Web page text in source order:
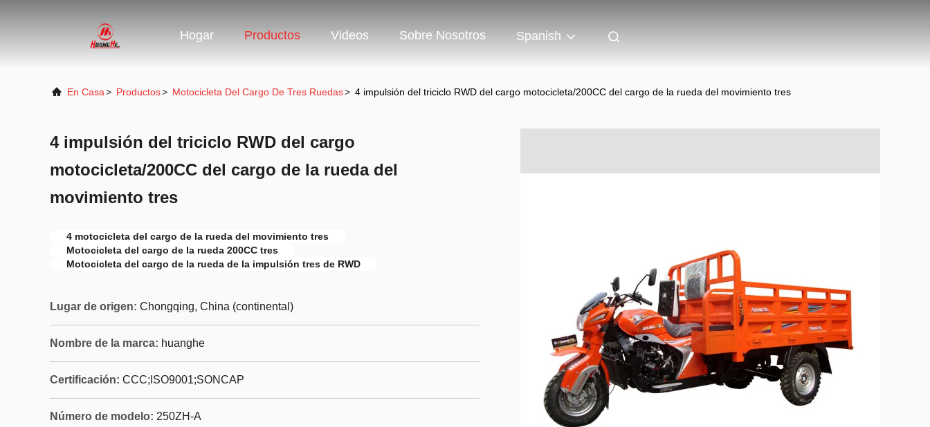
Hogar Productos Videos Sobre Nosotros Spanish
En Casa> Productos> Motocicleta Del Cargo De Tres Ruedas> 4 impulsión del triciclo RWD del cargo motocicleta/200CC del cargo de la rueda del movimiento tres
4 impulsión del triciclo RWD del cargo
motocicleta/200CC del cargo de la rueda del
movimiento tres
4 motocicleta del cargo de la rueda del movimiento tres
Motocicleta del cargo de la rueda 200CC tres
Motocicleta del cargo de la rueda de la impulsión tres de RWD
Lugar de origen: Chongqing, China (continental)
Nombre de la marca: huanghe
Certificación: CCC;ISO9001;SONCAP
Número de modelo: 250ZH-A